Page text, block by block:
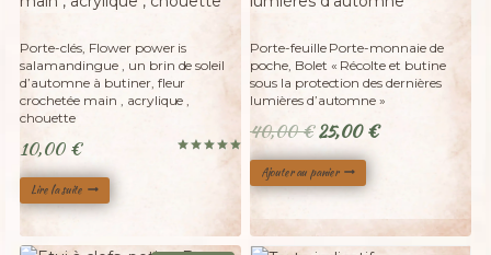
Adopté
Porte-clés, Flower power is
salamandingue , un brin de soleil
d’automne à butiner, fleur
crochetée main , acrylique ,
chouette
10,00 €
Lire la suite
Porte-feuille Porte-monnaie de
poche, Bolet « Récolte et butine
sous la protection des dernières
lumières d’automne »
40,00€ Le
prix
initial
40,00 €.
25,00€Le
25,00 €.
Ajouter au panier